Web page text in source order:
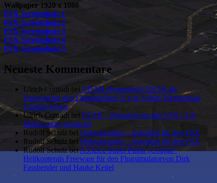
Wallpaper 1920 x 1080
FSX Screenshots 1
FSX Screenshots 2
FSX Screenshots 3
FSX Screenshots 4
FSX Screenshots 5
Neueste Kommentare
Ulrich Conradt bei EDAH Heringsdorf 2013X als
Freewarefür den Flugsimulator X von Volker Wegneralias
Captain Seven
Ulrich Conradt bei ETAR – Ramstein für den FSX ( US
Militär super gemacht)
Rudolf Schulz bei Hubschrauber – Autopilot für den FSX
Rudolf Schulz bei Hubschrauber – Autopilot für den FSX
Rudolf SchulzbeiA332L2 Super Puma „Cougar“
Helikopterals Freeware für den Flugsimulatorvon Dirk
Fassbender und Hauke Keitel